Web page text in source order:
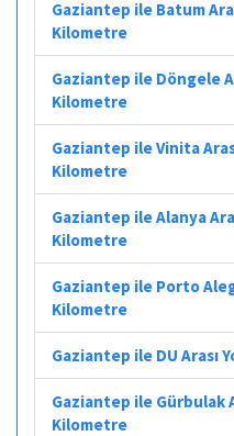
Gaziantep ile Batum
Kilometre
Gaziantep ile Döngele
Kilometre
Gaziantep ile Vinita
Kilometre
Gaziantep ile Alanya
Kilometre
Gaziantep ile Porto
Kilometre
Gaziantep ile DU Arası
Gaziantep ile Gürbulak
Kilometre